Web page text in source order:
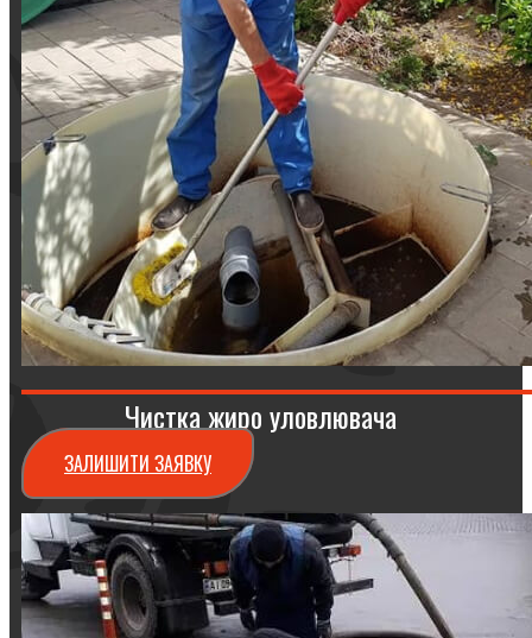
Чистка жиро уловлювача
ЗАЛИШИТИ ЗАЯВКУ